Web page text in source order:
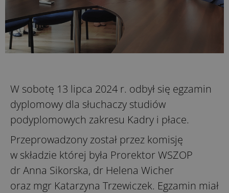
W sobotę 13 lipca 2024 r. odbył się egzamin
dyplomowy dla słuchaczy studiów
podyplomowych zakresu Kadry i płace.
Przeprowadzony został przez komisję
w składzie której była Prorektor WSZOP
dr Anna Sikorska, dr Helena Wicher
oraz mgr Katarzyna Trzewiczek. Egzamin miał